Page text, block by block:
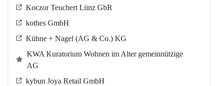
Koczor Teuchert Lünz GbR
kothes GmbH
Kühne + Nagel (AG & Co.) KG
KWA Kuratorium Wohnen im Alter gemeinnützige
AG
kybun Joya Retail GmbH